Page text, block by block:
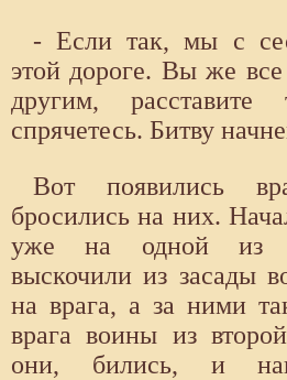
- Если так, мы с
этой дороге. Вы же
другим,
спрячетесь. Битву
Вот появились
бросились на них.
уже на одной из
выскочили из засады
на врага, а за ними
врага воины из
они, бились, и